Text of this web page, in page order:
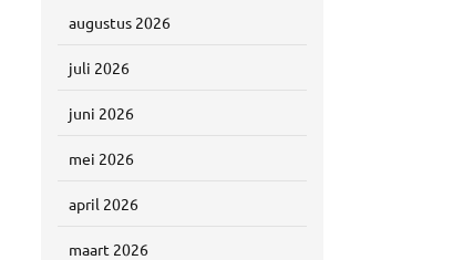
augustus 2026
juli 2026
juni 2026
mei 2026
april 2026
maart 2026